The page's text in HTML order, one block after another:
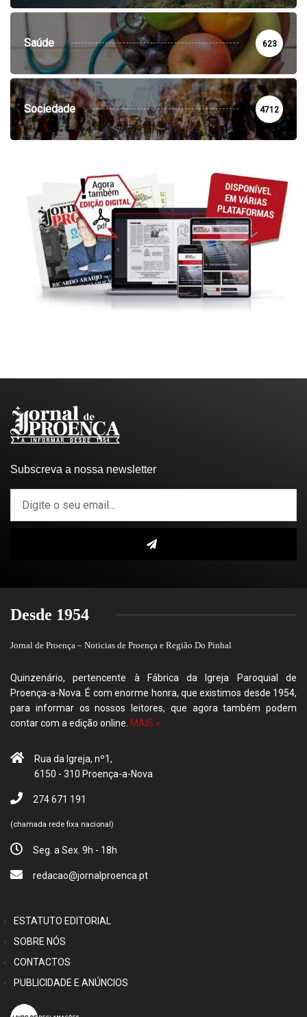
Saúde 623
Sociedade 4712
Subscreva a nossa newsletter
Desde 1954
Jornal de Proença – Noticias de Proença e Região Do Pinhal
Quinzenário, pertencente à Fábrica da Igreja Paroquial de
Proença-a-Nova. É com enorme honra, que existimos desde 1954,
para informar os nossos leitores, que agora também podem
contar com a edição online. MAIS »
Rua da Igreja, nº1,
6150 - 310 Proença-a-Nova
274 671 191
(chamada rede fixa nacional)
Seg. a Sex. 9h - 18h
redacao@jornalproenca.pt
ESTATUTO EDITORIAL
SOBRE NÓS
CONTACTOS
PUBLICIDADE E ANÚNCIOS